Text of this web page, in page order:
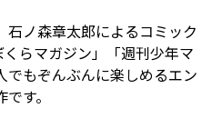
石ノ森章太郎によるコミック
らマガジン」「週刊少年マ
でもぞんぶんに楽しめるエン
す。